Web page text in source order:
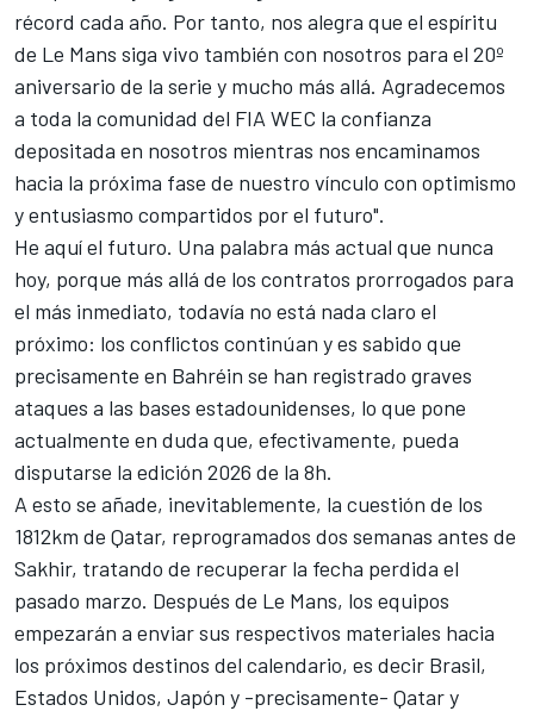
récord cada año. Por tanto, nos alegra que el espíritu
de Le Mans siga vivo también con nosotros para el 20º
aniversario de la serie y mucho más allá. Agradecemos
a toda la comunidad del FIA WEC la confianza
depositada en nosotros mientras nos encaminamos
hacia la próxima fase de nuestro vínculo con optimismo
y entusiasmo compartidos por el futuro".
He aquí el futuro. Una palabra más actual que nunca
hoy, porque más allá de los contratos prorrogados para
el más inmediato, todavía no está nada claro el
próximo: los conflictos continúan y es sabido que
precisamente en Bahréin se han registrado graves
ataques a las bases estadounidenses, lo que pone
actualmente en duda que, efectivamente, pueda
disputarse la edición 2026 de la 8h.
A esto se añade, inevitablemente, la cuestión de los
1812km de Qatar, reprogramados dos semanas antes de
Sakhir, tratando de recuperar la fecha perdida el
pasado marzo. Después de Le Mans, los equipos
empezarán a enviar sus respectivos materiales hacia
los próximos destinos del calendario, es decir Brasil,
Estados Unidos, Japón y -precisamente- Qatar y